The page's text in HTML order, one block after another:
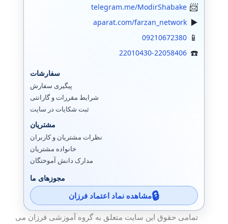
ایمیل سرور
سیتریکس
هایپروی
تجهیزات ذخیره سازی
EMC Storage
آی پی IPV6
کریو
telegram.me/ModirShabake
aparat.com/farzan_network
09210672380
22010430-22058406
سفارشات
پیگیری سفارش
شرایط مقررات و گارانتی
ثبت شکایات در سایت
مشتریان
نظرات مشتریان و کاربران
خانواده مشتریان
مدارک دانش آموختگان
مجوزهای ما
مشاهده نماد اعتماد فرزان
تمامی حقوق این سایت متعلق به گروه آموزشی فرزان می